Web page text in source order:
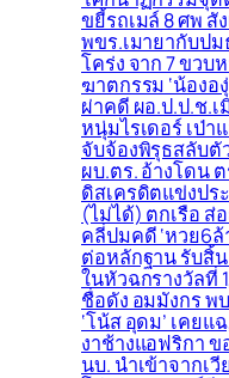
ขยี้รถเมล์ 8 ศพ สัง
พขร.เมายากับป
โคร่ง จาก 7 ขวบ
ฆาตกรรม ‘น้อง
ผ่าคดี ผอ.ป.ป.ช.เ
หนุ่มไรเดอร์ เป่า
จับจ้องพิรุธสลับตั
ผบ.ตร. อ้างโดน
ดิสเครดิตแข่งปร
(ไม่ได้) ตกเรือ ส่
คลี่ปมคดี ‘หวย6
ต่อหลักฐาน รับสิ้น
ในหัวฉกรางวัลที่
ชื่อดัง อมมังกร
‘โน้ส อุดม’ เคย
งาช้างแอฟริกา ข
นบ. นำเข้าจากเวี